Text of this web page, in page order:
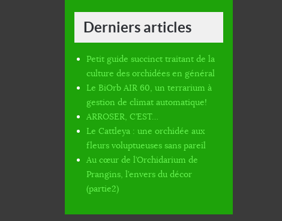
Derniers articles
Petit guide succinct traitant de la
culture des orchidées en général
Le BiOrb AIR 60, un terrarium à
gestion de climat automatique!
ARROSER, C’EST…
Le Cattleya : une orchidée aux
fleurs voluptueuses sans pareil
Au cœur de l’Orchidarium de
Prangins, l’envers du décor
(partie2)